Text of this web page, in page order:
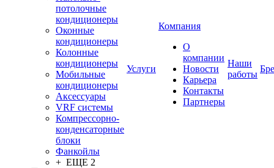
потолочные
кондиционеры
Оконные
кондиционеры
Колонные
кондиционеры
Мобильные
кондиционеры
Аксессуары
VRF системы
Компрессорно-
конденсаторные
блоки
Фанкойлы
+ ЕЩЕ 2
Услуги
Компания
О
компании
Новости
Карьера
Контакты
Партнеры
Наши
работы